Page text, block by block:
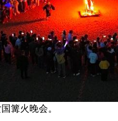
篝火晚会。